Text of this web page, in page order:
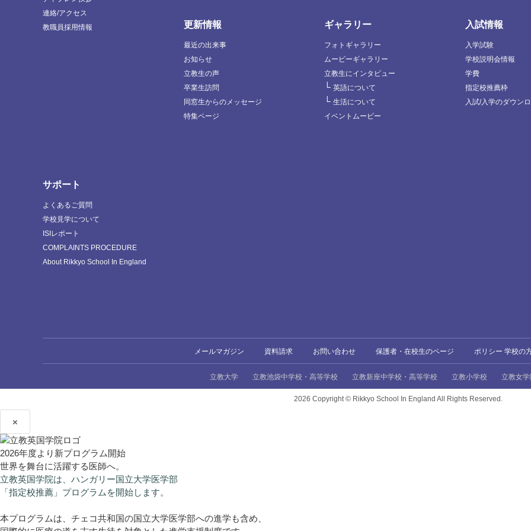
連絡/アクセス
教職員採用情報
更新情報
最近の出来事
お知らせ
立教生の声
卒業生訪問
同窓生からのメッセージ
特集ページ
ギャラリー
フォトギャラリー
ムービーギャラリー
立教生にインタビュー
└ 英語について
└ 生活について
イベントムービー
入試情報
入学試験
学校説明会情報
学費
指定校推薦枠
入試/入学のダウン
サポート
よくあるご質問
学校見学について
ISIレポート
COMPLAINTS PROCEDURE
About Rikkyo School In England
メールマガジン 資料請求 お問い合わせ 保護者・在校生のページ ポリシー 学校の
立教大学 立教池袋中学校・高等学校 立教新座中学校・高等学校 立教小学校 立教女
2026 Copyright © Rikkyo School In England All Rights Reserved.
×
2026年度より新プログラム開始
世界を舞台に活躍する医師へ。
立教英国学院は、ハンガリー国立大学医学部
「指定校推薦」プログラムを開始します。
本プログラムは、チェコ共和国の国立大学医学部への進学も含め、